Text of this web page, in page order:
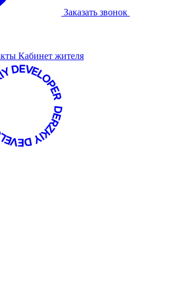
Заказать звонок
Кабинет жителя